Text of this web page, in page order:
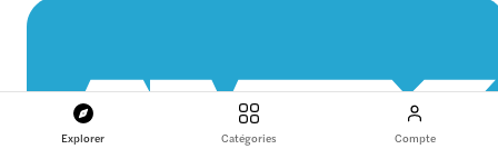
Explorer Catégories Compte